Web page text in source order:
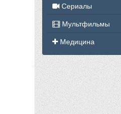
Сериалы
Мультфильмы
Медицина